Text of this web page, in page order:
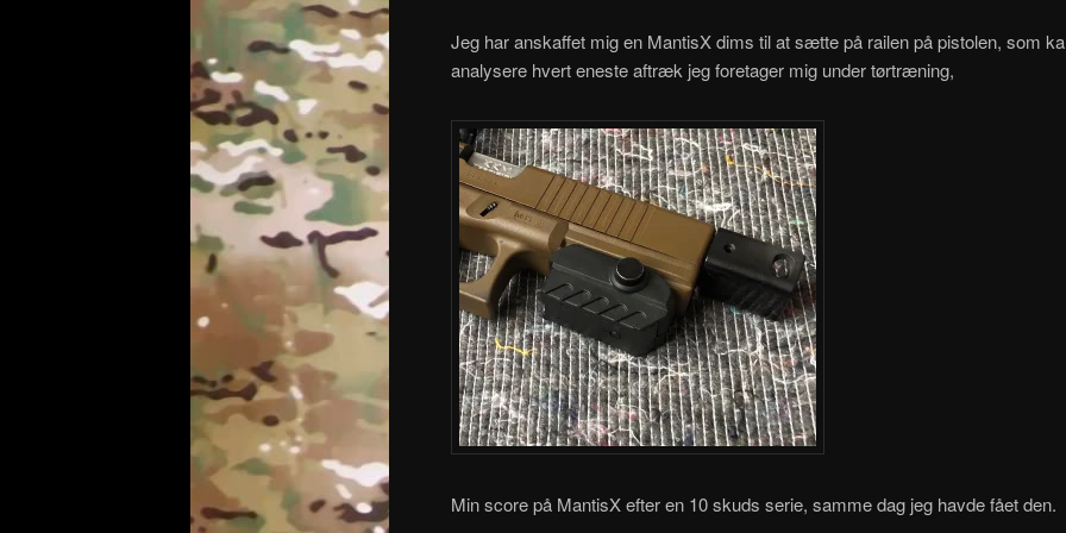
Jeg har anskaffet mig en MantisX dims til at sætte på railen på pistolen, som
analysere hvert eneste aftræk jeg foretager mig under tørtræning,
Min score på MantisX efter en 10 skuds serie, samme dag jeg havde fået den.